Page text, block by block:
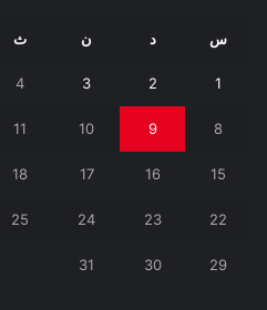
س د ن ث
1
2
3
4
8
9
10
11
15
16
17
18
22
23
24
25
29
30
31